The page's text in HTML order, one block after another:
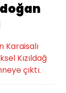
Karaisalı
Kızıldağ
çıktı.